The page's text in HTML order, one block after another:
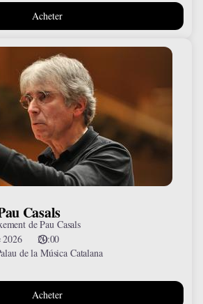
Acheter
Casals
de Pau Casals
2026
20:00
de la Música Catalana
Acheter